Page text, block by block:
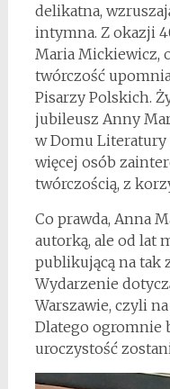
delikatna,
intymna. Z okazji
Maria Mickiewicz,
twórczość
Pisarzy Polskich.
jubileusz Anny
w Domu Literatury
więcej osób
twórczością, z
Co prawda, Anna
autorką, ale od lat
publikującą na tak
Wydarzenie
Warszawie, czyli
Dlatego ogromnie
uroczystość